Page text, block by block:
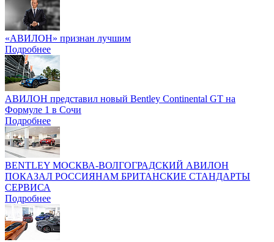
«АВИЛОН» признан лучшим
Подробнее
АВИЛОН представил новый Bentley Continental GT на
Формуле 1 в Сочи
Подробнее
BENTLEY МОСКВА-ВОЛГОГРАДСКИЙ АВИЛОН
ПОКАЗАЛ РОССИЯНАМ БРИТАНСКИЕ СТАНДАРТЫ
СЕРВИСА
Подробнее